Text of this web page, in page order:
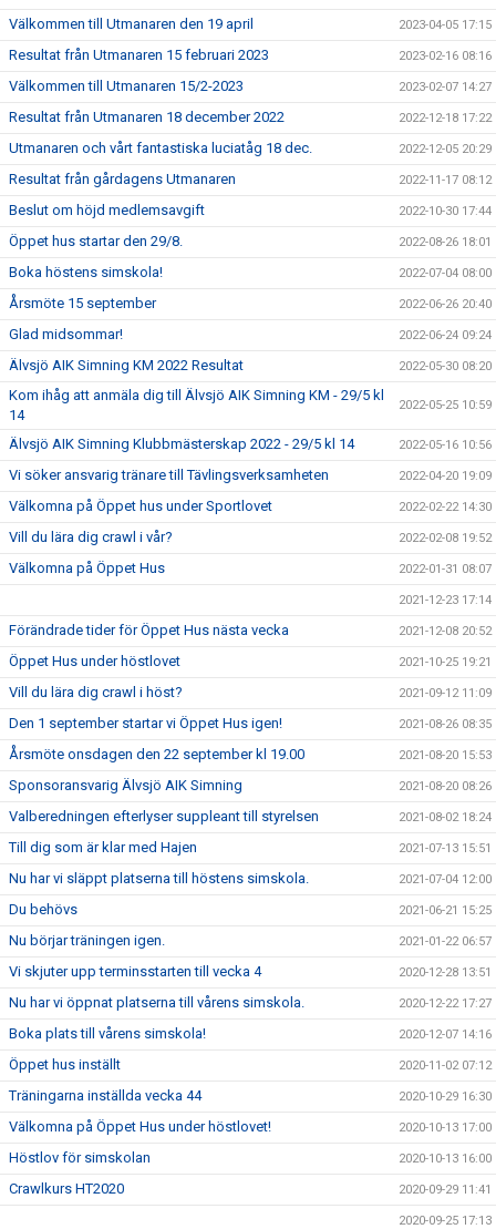
Välkommen till Utmanaren den 19 april 2023-04-05 17:15
Resultat från Utmanaren 15 februari 2023 2023-02-16 08:16
Välkommen till Utmanaren 15/2-2023 2023-02-07 14:27
Resultat från Utmanaren 18 december 2022 2022-12-18 17:22
Utmanaren och vårt fantastiska luciatåg 18 dec. 2022-12-05 20:29
Resultat från gårdagens Utmanaren 2022-11-17 08:12
Beslut om höjd medlemsavgift 2022-10-30 17:44
Öppet hus startar den 29/8. 2022-08-26 18:01
Boka höstens simskola! 2022-07-04 08:00
Årsmöte 15 september 2022-06-26 20:40
Glad midsommar! 2022-06-24 09:24
Älvsjö AIK Simning KM 2022 Resultat 2022-05-30 08:20
Kom ihåg att anmäla dig till Älvsjö AIK Simning KM - 29/5 kl
14
2022-05-25 10:59
Älvsjö AIK Simning Klubbmästerskap 2022 - 29/5 kl 14 2022-05-16 10:56
Vi söker ansvarig tränare till Tävlingsverksamheten 2022-04-20 19:09
Välkomna på Öppet hus under Sportlovet 2022-02-22 14:30
Vill du lära dig crawl i vår? 2022-02-08 19:52
Välkomna på Öppet Hus 2022-01-31 08:07
2021-12-23 17:14
Förändrade tider för Öppet Hus nästa vecka 2021-12-08 20:52
Öppet Hus under höstlovet 2021-10-25 19:21
Vill du lära dig crawl i höst? 2021-09-12 11:09
Den 1 september startar vi Öppet Hus igen! 2021-08-26 08:35
Årsmöte onsdagen den 22 september kl 19.00 2021-08-20 15:53
Sponsoransvarig Älvsjö AIK Simning 2021-08-20 08:26
Valberedningen efterlyser suppleant till styrelsen 2021-08-02 18:24
Till dig som är klar med Hajen 2021-07-13 15:51
Nu har vi släppt platserna till höstens simskola. 2021-07-04 12:00
Du behövs 2021-06-21 15:25
Nu börjar träningen igen. 2021-01-22 06:57
Vi skjuter upp terminsstarten till vecka 4 2020-12-28 13:51
Nu har vi öppnat platserna till vårens simskola. 2020-12-22 17:27
Boka plats till vårens simskola! 2020-12-07 14:16
Öppet hus inställt 2020-11-02 07:12
Träningarna inställda vecka 44 2020-10-29 16:30
Välkomna på Öppet Hus under höstlovet! 2020-10-13 17:00
Höstlov för simskolan 2020-10-13 16:00
Crawlkurs HT2020 2020-09-29 11:41
2020-09-25 17:13